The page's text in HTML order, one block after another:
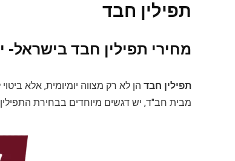
תפילין חבד
מחירי תפילין חבד
תפילין חבד הן לא רק מצווה יומיומית, אלא
מבית חב"ד, יש דגשים מיוחדים בבחירת